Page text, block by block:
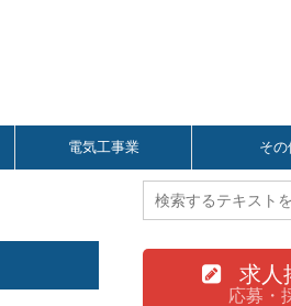
電気工事業 その
求人
応募・